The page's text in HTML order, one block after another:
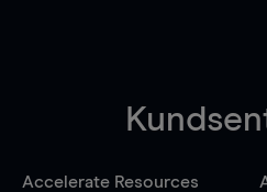
Accelerate Resources